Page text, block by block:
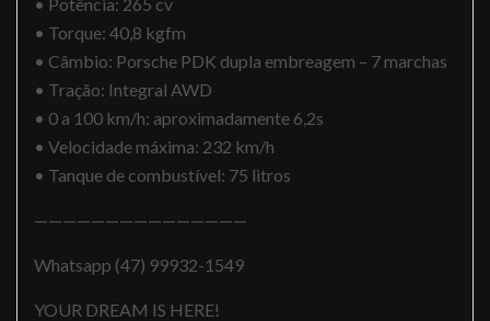
• Torque: 40,8 kgfm
• Câmbio: Porsche PDK dupla embreagem – 7 marchas
• Tração: Integral AWD
• 0 a 100 km/h: aproximadamente 6,2s
• Velocidade máxima: 232 km/h
• Tanque de combustível: 75 litros
———————————————
Whatsapp (47) 99932-1549
YOUR DREAM IS HERE!